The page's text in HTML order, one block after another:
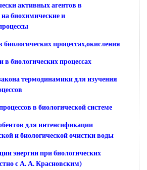
активных агентов в
на биохимические и
биологических процессах,окисления
в биологических процессах
термодинамики для изучения
в биологической системе
для интенсификации
и биологической очистки воды
энергии при биологических
с А. А. Красновским)